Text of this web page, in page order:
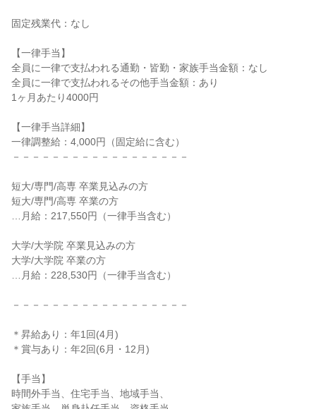
固定残業代：なし
【一律手当】
全員に一律で支払われる通勤・皆勤・家族手当金額：なし
全員に一律で支払われるその他手当金額：あり
1ヶ月あたり4000円
【一律手当詳細】
一律調整給：4,000円（固定給に含む）
－－－－－－－－－－－－－－－－－－
短大/専門/高専 卒業見込みの方
短大/専門/高専 卒業の方
…月給：217,550円（一律手当含む）
大学/大学院 卒業見込みの方
大学/大学院 卒業の方
…月給：228,530円（一律手当含む）
－－－－－－－－－－－－－－－－－－
＊昇給あり：年1回(4月)
＊賞与あり：年2回(6月・12月)
【手当】
時間外手当、住宅手当、地域手当、